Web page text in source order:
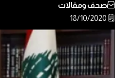
🗒️ 18/10/2020
صحف ومقالات